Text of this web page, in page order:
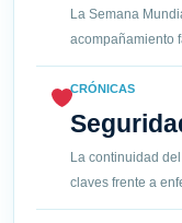
La Semana
acompañamiento
CRÓNICAS
La continuidad
claves frente a